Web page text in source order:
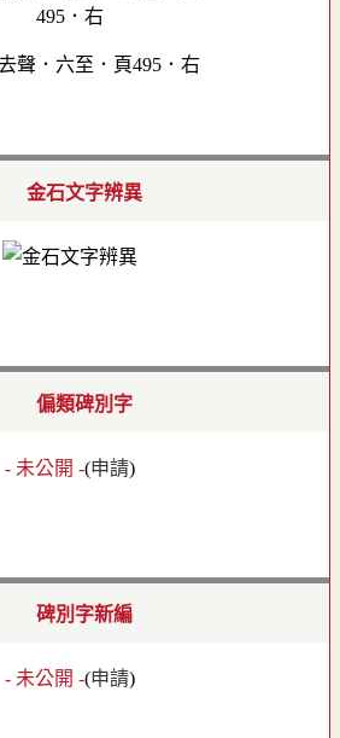
聲．六至．頁495．右
金石文字辨異
偏類碑別字
- 未公開 -(申請)
碑別字新編
- 未公開 -(申請)